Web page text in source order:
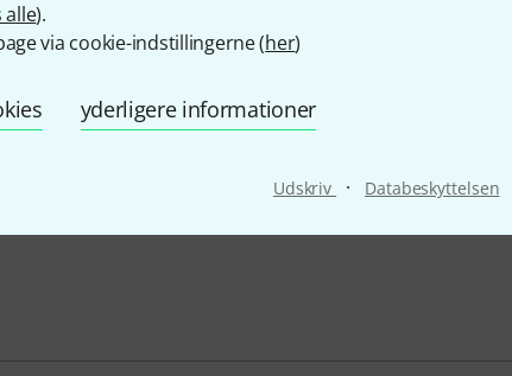
alle).
via cookie-indstillingerne (her)
yderligere informationer
Udskriv · Databeskyttelsen